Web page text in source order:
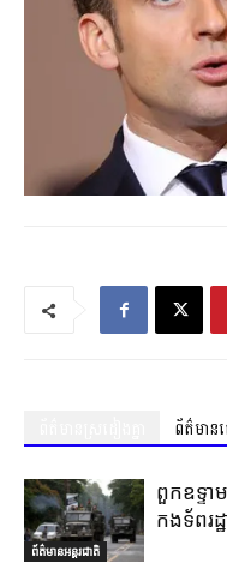
ព័ត៌មាន
ព័ត៌មានអន្តរជាតិ
ពួកឧទ្ទា
កងទ័ពរ